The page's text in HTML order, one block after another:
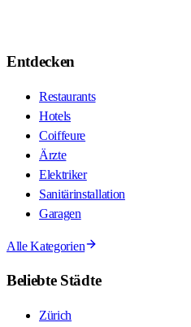
Entdecken
Restaurants
Hotels
Coiffeure
Ärzte
Elektriker
Sanitärinstallation
Garagen
Alle Kategorien
Beliebte Städte
Zürich